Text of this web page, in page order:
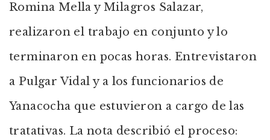
Romina Mella y Milagros Salazar,
realizaron el trabajo en conjunto y lo
terminaron en pocas horas. Entrevistaron
a Pulgar Vidal y a los funcionarios de
Yanacocha que estuvieron a cargo de las
tratativas. La nota describió el proceso: